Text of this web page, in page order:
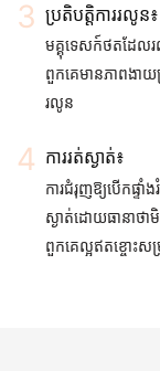
ប្រតិបត្តិការរលូន៖
មគ្គុទេសក៍ថតដែលរ
ពួកគេមានភាពងាយ
រលូន
ការរត់ស្ងាត់៖
ការជំរុញឱ្យបើកផ្ទាំ
ស្ងាត់ដោយធានាថ
ពួកគេល្អឥតខ្ចោះស